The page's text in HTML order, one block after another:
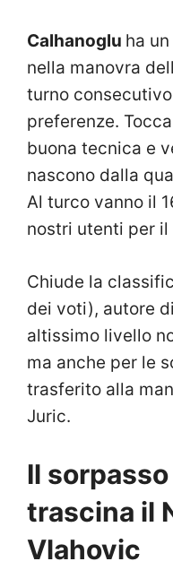
Calhanoglu ha
nella manovra
turno
preferenze.
buona tecnica e
nascono dalla
Al turco vanno il
nostri utenti per il
Chiude la
dei voti), autore
altissimo livello
ma anche per le
trasferito alla
Juric.
Il
trascina il
Vlahovic